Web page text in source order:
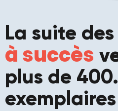
La suite des
à succès
plus de
exemplaires